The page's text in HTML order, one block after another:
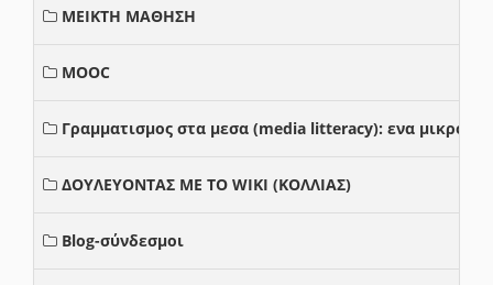
ΜΕΙΚΤΗ ΜΑΘΗΣΗ
MOOC
Γραμματισμος στα μεσα (media litteracy): ενα μικρο
ΔΟΥΛΕΥΟΝΤΑΣ ΜΕ ΤΟ WIKI (ΚΟΛΛΙΑΣ)
Blog-σύνδεσμοι